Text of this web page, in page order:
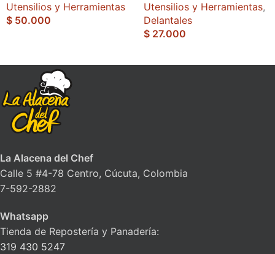
Utensilios y Herramientas
$ 50.000
Utensilios y Herramientas,
Delantales
$ 27.000
La Alacena del Chef
Calle 5 #4-78 Centro, Cúcuta, Colombia
7-592-2882
Whatsapp
Tienda de Repostería y Panadería:
319 430 5247